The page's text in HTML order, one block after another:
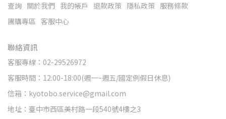
查詢 關於我們 我的帳戶 退款政策 隱私政策 服務條款
團購專區 客服中心
聯絡資訊
客服專線：02-29526972
客服時間：12:00-18:00(週一~週五/國定例假日休息)
信箱：kyotobo.service@gmail.com
地址：臺中市西區美村路一段540號4樓之3